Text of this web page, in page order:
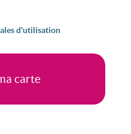
d'utilisation